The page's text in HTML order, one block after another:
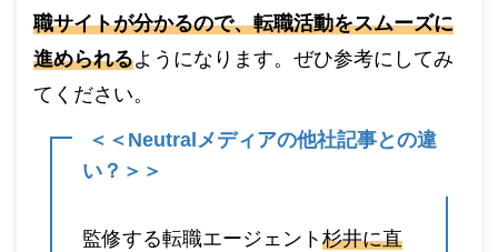
職サイトが分かるので、転職活動をスムーズに
進められるようになります。ぜひ参考にしてみ
てください。
＜＜Neutralメディアの他社記事との違
い？＞＞
監修する転職エージェント 杉井に直